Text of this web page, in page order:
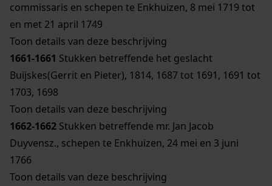
commissaris en schepen te Enkhuizen, 8 mei 1719 tot
en met 21 april 1749
Toon details van deze beschrijving
1661-1661 Stukken betreffende het geslacht
Buijskes(Gerrit en Pieter), 1814, 1687 tot 1691, 1691 tot
1703, 1698
Toon details van deze beschrijving
1662-1662 Stukken betreffende mr. Jan Jacob
Duyvensz., schepen te Enkhuizen, 24 mei en 3 juni
1766
Toon details van deze beschrijving